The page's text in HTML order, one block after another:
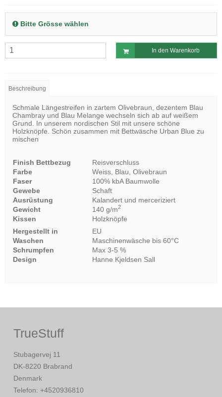
Bitte Grösse wählen
In den Warenkorb
Beschreibung
Schmale Längestreifen in zartem Olivebraun, dezentem Blau
Chambray und Blau Melange wechseln sich ab auf weißem
Grund. In unserem nordischen Stil mit unsere schöne
Holzknöpfe. Schön zusammen mit Bettwäsche Urban Blue zu
mischen
Finish Bettbezug
Reisverschluss
Farbe
Weiss, Blau, Olivebraun
Faser
100% kbA Baumwolle
Gewebe
Schaft
Ausrüstung
Kalandert und merceriziert
Gewicht
140 g/m2
Kissen
Holzknöpfe
Hergestellt in
EU
Waschen
Maschinenwäsche bis 60°C
Schrumpfen
Max 3-5 %
Design
Hanne Kjeldsen Sall
TrueStuff
Stubagervej 11
DK-8220 Brabrand
Denmark
Telefon: +4520936810